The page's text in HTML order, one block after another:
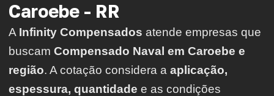
Caroebe - RR
A Infinity Compensados atende empresas que
buscam Compensado Naval em Caroebe e
região. A cotação considera a aplicação,
espessura, quantidade e as condições